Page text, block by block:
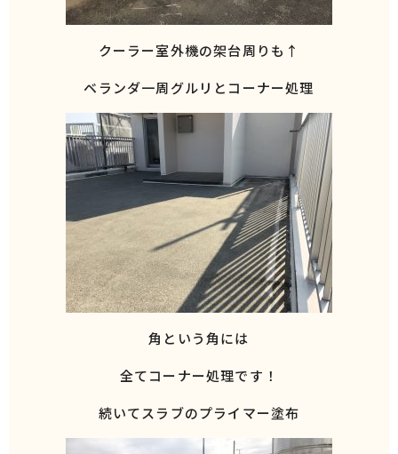
クーラー室外機の架台周りも↑
ベランダ一周グルリとコーナー処理
角という角には
全てコーナー処理です！
続いてスラブのプライマー塗布